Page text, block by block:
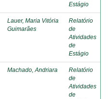
Estágio
Lauer, Maria Vitória
Guimarães
Relatório
de
Atividades
de
Estágio
Machado, Andriara
Relatório
de
Atividades
de